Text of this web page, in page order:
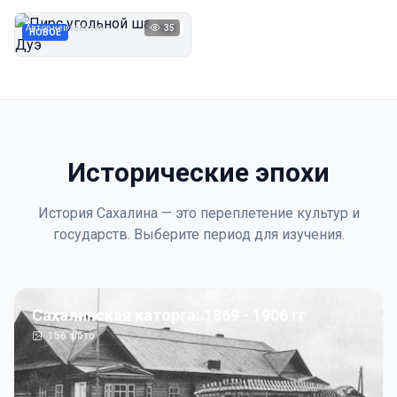
НОВОЕ 1923
Автор неизвестен 35
Исторические эпохи
История Сахалина — это переплетение культур и
государств. Выберите период для изучения.
Сахалинская каторга: 1869 - 1906 гг
156фото